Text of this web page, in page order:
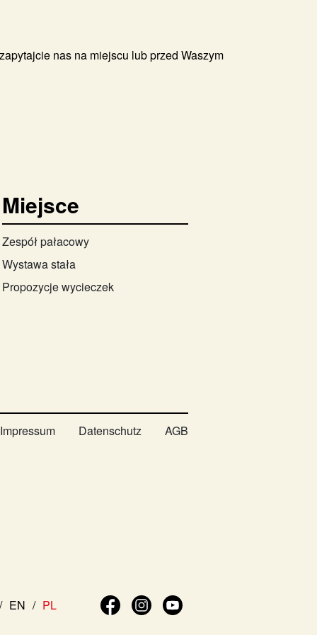
nas na miejscu lub przed Waszym
Miejsce
Zespół pałacowy
Wystawa stała
Propozycje wycieczek
Impressum Datenschutz AGB
EN PL